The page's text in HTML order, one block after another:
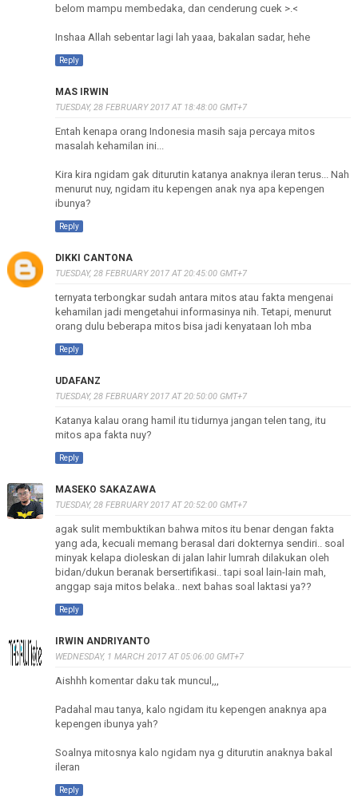
belom mampu membedaka, dan cenderung cuek >.<
Inshaa Allah sebentar lagi lah yaaa, bakalan sadar, hehe
Reply
MAS IRWIN
TUESDAY, 28 FEBRUARY 2017 AT 18:48:00 GMT+7
Entah kenapa orang Indonesia masih saja percaya mitos
masalah kehamilan ini...
Kira kira ngidam gak diturutin katanya anaknya ileran terus... Nah
menurut nuy, ngidam itu kepengen anak nya apa kepengen
ibunya?
Reply
DIKKI CANTONA
TUESDAY, 28 FEBRUARY 2017 AT 20:45:00 GMT+7
ternyata terbongkar sudah antara mitos atau fakta mengenai
kehamilan jadi mengetahui informasinya nih. Tetapi, menurut
orang dulu beberapa mitos bisa jadi kenyataan loh mba
Reply
UDAFANZ
TUESDAY, 28 FEBRUARY 2017 AT 20:50:00 GMT+7
Katanya kalau orang hamil itu tidurnya jangan telen tang, itu
mitos apa fakta nuy?
Reply
MASEKO SAKAZAWA
TUESDAY, 28 FEBRUARY 2017 AT 20:52:00 GMT+7
agak sulit membuktikan bahwa mitos itu benar dengan fakta
yang ada, kecuali memang berasal dari dokternya sendiri.. soal
minyak kelapa dioleskan di jalan lahir lumrah dilakukan oleh
bidan/dukun beranak bersertifikasi.. tapi soal lain-lain mah,
anggap saja mitos belaka.. next bahas soal laktasi ya??
Reply
IRWIN ANDRIYANTO
WEDNESDAY, 1 MARCH 2017 AT 05:06:00 GMT+7
Aishhh komentar daku tak muncul,,,
Padahal mau tanya, kalo ngidam itu kepengen anaknya apa
kepengen ibunya yah?
Soalnya mitosnya kalo ngidam nya g diturutin anaknya bakal
ileran
Reply